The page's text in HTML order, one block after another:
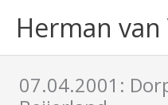
naarHerman van
07.04.2001: